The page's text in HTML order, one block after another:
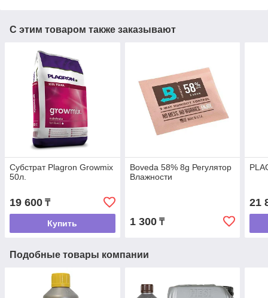
С этим товаром также заказывают
Субстрат Plagron Growmix
50л.
19 600 ₸
Купить
Boveda 58% 8g Регулятор
Влажности
1 300₸
21
Подобные товары компании